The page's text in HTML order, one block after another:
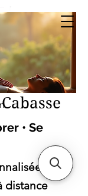
soins
Reiki Usui
• Se
en
distance